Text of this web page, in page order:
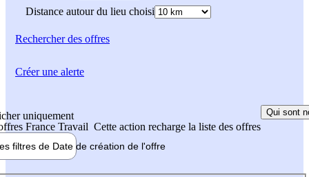
Distance autour du lieu choisi
Rechercherdes offres
uniquement
France Travail Cette action recharge la liste des offres
Qui sont
filtres de Date de création de l'offre
Créer une alerte